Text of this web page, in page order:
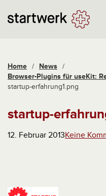
Home / News /
Browser-Plugins für useKit:
startup-erfahrung1.png
startup-
12. Februar 2013Keine